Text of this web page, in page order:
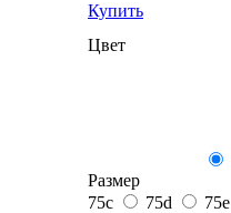
Купить
Цвет
Размер
75c
75d 75e